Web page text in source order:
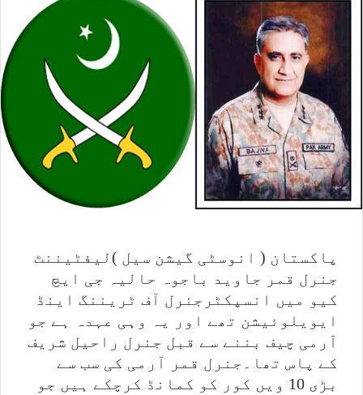
پاکستان ( انوسٹی گیشن سیل )لیفٹیننٹ
جنرل قمر جاوید باجوہ حالیہ جی ایچ
کیو میں انسپکٹرجنرل آف ٹریننگ اینڈ
ایویلوئیشن تھے اور یہ وہی عہدہ ہے جو
آرمی چیف بننے سے قبل جنرل راحیل شریف
کے پاس تھا۔جنرل قمر آرمی کی سب سے
بڑی 10 ویں کور کو کمانڈ کرچکے ہیں جو